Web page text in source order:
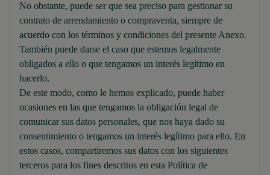
No obstante, puede ser que sea preciso para gestionar su
contrato de arrendamiento o compraventa, siempre de
acuerdo con los términos y condiciones del presente Anexo.
También puede darse el caso que estemos legalmente
obligados a ello o que tengamos un interés legítimo en
hacerlo.
De este modo, como le hemos explicado, puede haber
ocasiones en las que tengamos la obligación legal de
comunicar sus datos personales, que nos haya dado su
consentimiento o tengamos un interés legítimo para ello. En
estos casos, compartiremos sus datos con los siguientes
terceros para los fines descritos en esta Política de